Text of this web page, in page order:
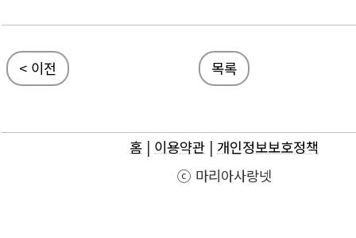
< 이전 목록
홈 | 이용약관 | 개인정보보호정책
ⓒ 마리아사랑넷